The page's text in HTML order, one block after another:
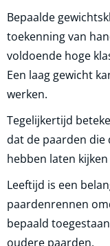
Bepaalde
toekenning van
voldoende hoge
Een laag gewicht
werken.
Tegelijkertijd
dat de paarden die
hebben laten
Leeftijd is een
paardenrennen
bepaald
oudere paarden.